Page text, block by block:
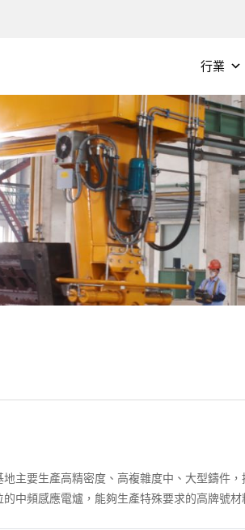
行業
主要生產高精密度、高複雜度中、大型鑄件
的中頻感應電爐，能夠生產特殊要求的高牌號